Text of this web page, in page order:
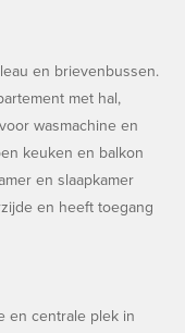
en brievenbussen.
met hal,
wasmachine en
keuken en balkon
en slaapkamer
en heeft toegang
en centrale plek in